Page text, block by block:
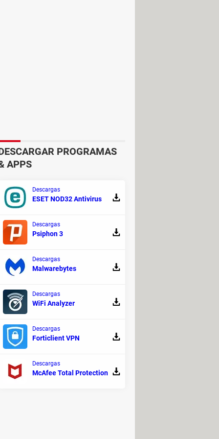
Spybot
PROGRAMAS
APPS
Descargas
ESET NOD32 Antivirus
Descargas
Psiphon 3
Descargas
Malwarebytes
Descargas
WiFi Analyzer
Descargas
Forticlient VPN
Descargas
McAfee Total Protection